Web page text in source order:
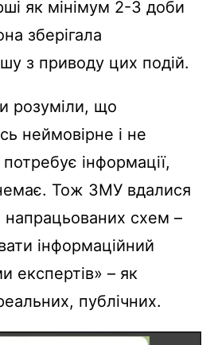
як мінімум 2-3 доби
зберігала
з приводу цих подій.
розуміли, що
неймовірне і не
інформації,
Тож ЗМУ вдалися
напрацьованих схем –
інформаційний
експертів» – як
публічних.